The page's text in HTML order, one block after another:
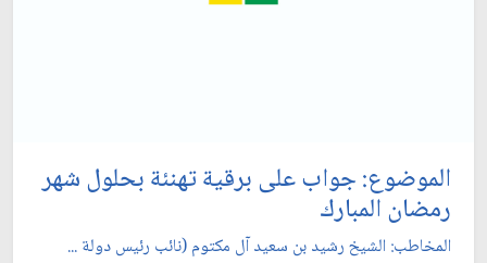
الموضوع: جواب على برقية تهنئة بحلول شهر
رمضان المبارك‏
المخاطب: الشيخ رشيد بن سعيد آل مكتوم (نائب رئيس دولة ...